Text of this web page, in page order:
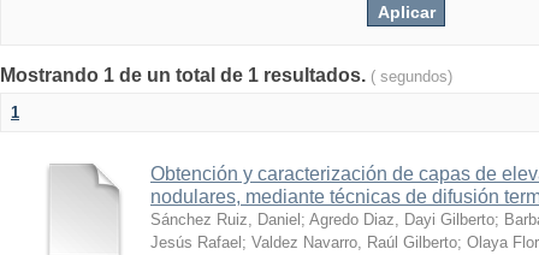
Mostrando 1 de un total de 1 resultados. ( segundos)
1
Obtención y caracterización de capas de
nodulares, mediante técnicas de difusión
Sánchez Ruiz, Daniel ; Agredo Diaz, Dayi Gilberto;
Jesús Rafael ; Valdez Navarro, Raúl Gilberto; Olaya